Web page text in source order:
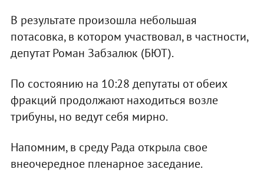
В результате произошла небольшая
потасовка, в котором участвовал, в частности,
депутат Роман Забзалюк (БЮТ).
По состоянию на 10:28 депутаты от обеих
фракций продолжают находиться возле
трибуны, но ведут себя мирно.
Напомним, в среду Рада открыла свое
внеочередное пленарное заседание.